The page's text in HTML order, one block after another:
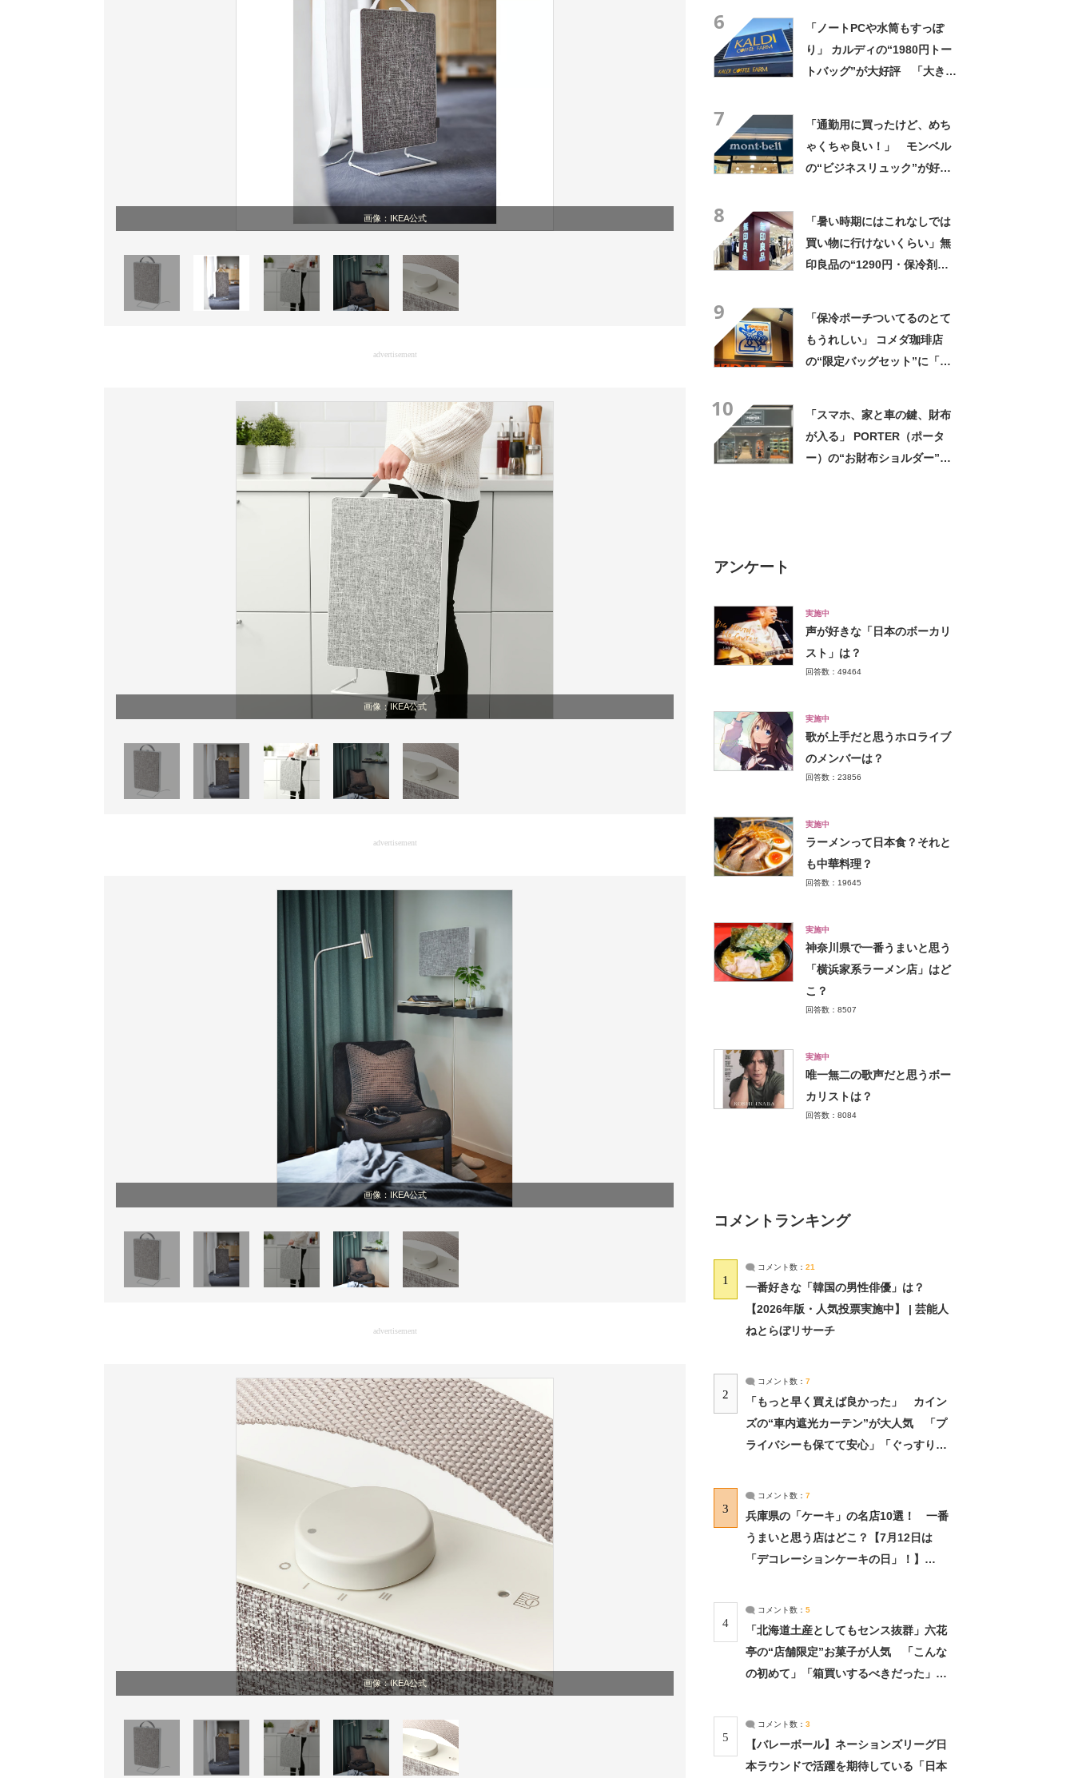
画像：IKEA公式
advertisement
画像：IKEA公式
advertisement
画像：IKEA公式
advertisement
画像：IKEA公式
6
「ノートPCや水筒もすっぽ
り」 カルディの“1980円トー
トバッグ”が大好評 「大きさ
7
「通勤用に買ったけど、めち
ゃくちゃ良い！」 モンベル
の“ビジネスリュック”が好
8
「暑い時期にはこれなしでは
買い物に行けないくらい」無
印良品の“1290円・保冷剤ポ
9
「保冷ポーチついてるのとて
もうれしい」 コメダ珈琲店
の“限定バッグセット”に「ペ
10
「スマホ、家と車の鍵、財布
が入る」 PORTER（ポータ
ー）の“お財布ショルダー”が
アンケート
実施中
声が好きな「日本のボーカリ
スト」は？
回答数：49464
実施中
歌が上手だと思うホロライブ
のメンバーは？
回答数：23856
実施中
ラーメンって日本食？それと
も中華料理？
回答数：19645
実施中
神奈川県で一番うまいと思う
「横浜家系ラーメン店」はど
こ？
回答数：8507
実施中
唯一無二の歌声だと思うボー
カリストは？
回答数：8084
コメントランキング
1
コメント数： 21
一番好きな「韓国の男性俳優」は？
【2026年版・人気投票実施中】 | 芸能人
ねとらぼリサーチ
2
コメント数： 7
「もっと早く買えば良かった」 カイン
ズの“車内遮光カーテン”が大人気 「プ
ライバシーも保てて安心」「ぐっすり眠
3
コメント数： 7
兵庫県の「ケーキ」の名店10選！ 一番
うまいと思う店はどこ？【7月12日は
「デコレーションケーキの日」！】
4
コメント数： 5
「北海道土産としてもセンス抜群」六花
亭の“店舗限定”お菓子が人気 「こんな
の初めて」「箱買いするべきだった」
5
コメント数： 3
【バレーボール】ネーションズリーグ日
本ラウンドで活躍を期待している「日本